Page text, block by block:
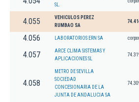
SL.
4.055
VEHICULOS PEREZ
RUMBAO SA
4.056 LABORATORIOS ERN SA
4.057
ARCE CLIMA SISTEMAS Y
APLICACIONES SL
4.058
METRO DE SEVILLA
SOCIEDAD
CONCESIONARIA DE LA
JUNTA DE ANDALUCIA SA